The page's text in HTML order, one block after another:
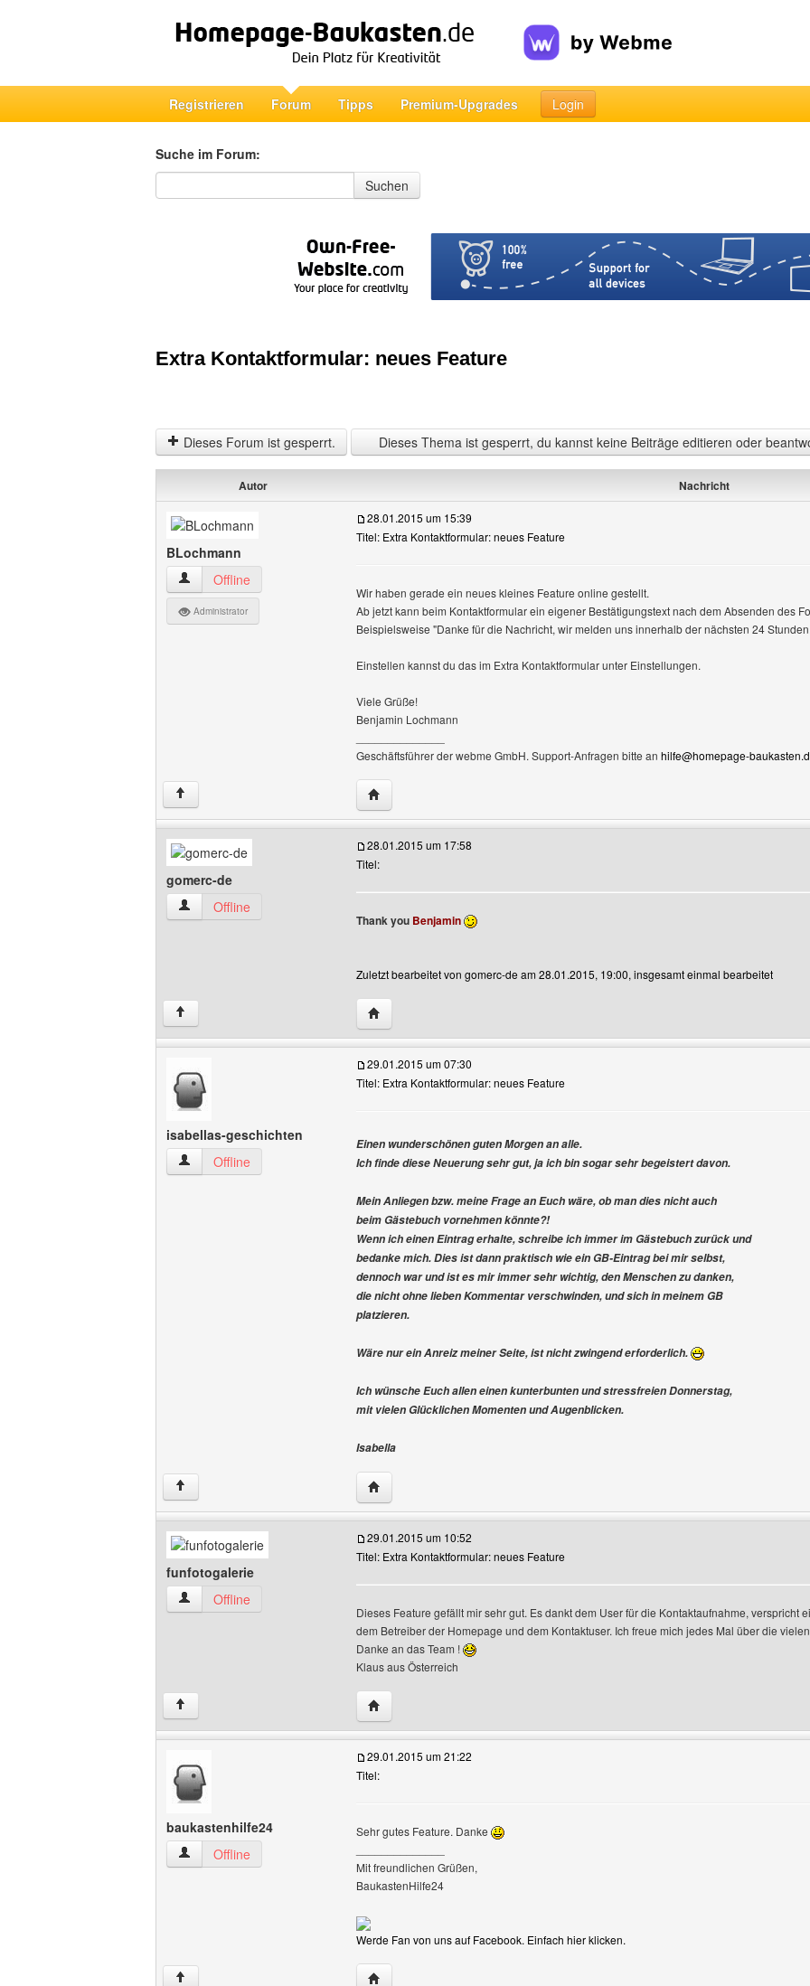
Registrieren Forum Tipps Premium-Upgrades Login
Suche im Forum:
Suche im Forum
Suchen
Extra Kontaktformular: neues Feature
Dieses Forum ist gesperrt. Dieses Thema ist gesperrt, du kannst keine Beiträge editieren oder
Autor Nachricht
BLochmann
BLochmann Benutzer-Profile anzeigen
Offline
Administrator
28.01.2015 um 15:39
Titel: Extra Kontaktformular: neues Feature
Wir haben gerade ein neues kleines Feature online gestellt.
Ab jetzt kann beim Kontaktformular ein eigener Bestätigungstext nach dem Absenden des
Beispielsweise "Danke für die Nachricht, wir melden uns innerhalb der nächsten 24
Einstellen kannst du das im Extra Kontaktformular unter Einstellungen.
Viele Grüße!
Benjamin Lochmann
Geschäftsführer der webme GmbH. Support-Anfragen bitte an hilfe@homepage-
↑ Website dieses Benutzers besuchen: BLochmann
gomerc-de
gomerc-de Benutzer-Profile anzeigen
Offline
28.01.2015 um 17:58
Titel:
Thank you Benjamin
Zuletzt bearbeitet von gomerc-de am 28.01.2015, 19:00, insgesamt einmal bearbeitet
↑ Website dieses Benutzers besuchen: gomerc-de
isabellas-geschichten
isabellas-geschichten Benutzer-Profile anzeigen
Offline
29.01.2015 um 07:30
Titel: Extra Kontaktformular: neues Feature
Einen wunderschönen guten Morgen an alle.
Ich finde diese Neuerung sehr gut, ja ich bin sogar sehr begeistert davon.
Mein Anliegen bzw. meine Frage an Euch wäre, ob man dies nicht auch
beim Gästebuch vornehmen könnte?!
Wenn ich einen Eintrag erhalte, schreibe ich immer im Gästebuch zurück und
bedanke mich. Dies ist dann praktisch wie ein GB-Eintrag bei mir selbst,
dennoch war und ist es mir immer sehr wichtig, den Menschen zu danken,
die nicht ohne lieben Kommentar verschwinden, und sich in meinem GB
platzieren.
Wäre nur ein Anreiz meiner Seite, ist nicht zwingend erforderlich.
Ich wünsche Euch allen einen kunterbunten und stressfreien Donnerstag,
mit vielen Glücklichen Momenten und Augenblicken.
Isabella
↑ Website dieses Benutzers besuchen: isabellas-geschichten
funfotogalerie
funfotogalerie Benutzer-Profile anzeigen
Offline
29.01.2015 um 10:52
Titel: Extra Kontaktformular: neues Feature
Dieses Feature gefällt mir sehr gut. Es dankt dem User für die Kontaktaufnahme, verspricht
dem Betreiber der Homepage und dem Kontaktuser. Ich freue mich jedes Mal über die
Danke an das Team !
Klaus aus Österreich
↑ Website dieses Benutzers besuchen: funfotogalerie
baukastenhilfe24
baukastenhilfe24 Benutzer-Profile anzeigen
Offline
29.01.2015 um 21:22
Titel:
Sehr gutes Feature. Danke
Mit freundlichen Grüßen,
BaukastenHilfe24
Werde Fan von uns auf Facebook. Einfach hier klicken.
↑ Website dieses Benutzers besuchen: baukastenhilfe24